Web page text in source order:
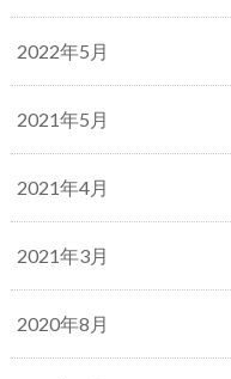
2022年5月
2021年5月
2021年4月
2021年3月
2020年8月